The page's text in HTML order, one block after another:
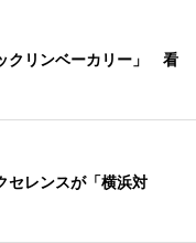
クリンベーカリー」 看
セレンスが「横浜対